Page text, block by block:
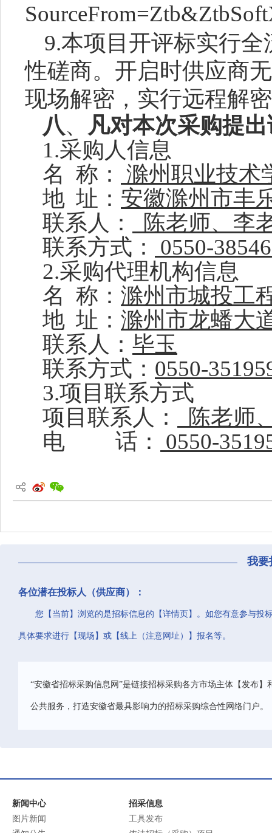
9.本项目开评标实行
性磋商。开启时供应商
现场解密，实行远程解
八、 凡对本次采购提
1.采购人信息
名 称：
滁州职业技术
地 址： 安徽滁州市丰
联系人：
陈老师、李
联系方式：
0550-
2.采购代理机构信息
名 称： 滁州市城投工
地 址： 滁州市龙蟠大
联系人： 毕玉
联系方式： 0550-
3.项目联系方式
项目联系人：
陈老师
电
话： 0550-
我要
各位潜在投标人（供应商）：
您【当前】浏览的是招标信息的【详情页】。如您有意参与投
具体要求进行【现场】或【线上（注意网址）】报名等。
“安徽省招标采购信息网”是链接招标采购各方市场主体【发布
公共服务，打造安徽省最具影响力的招标采购综合性网络门户。
新闻中心
图片新闻
招采信息
工具发布